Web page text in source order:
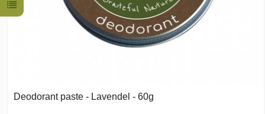
Deodorant paste - Lavendel - 60g